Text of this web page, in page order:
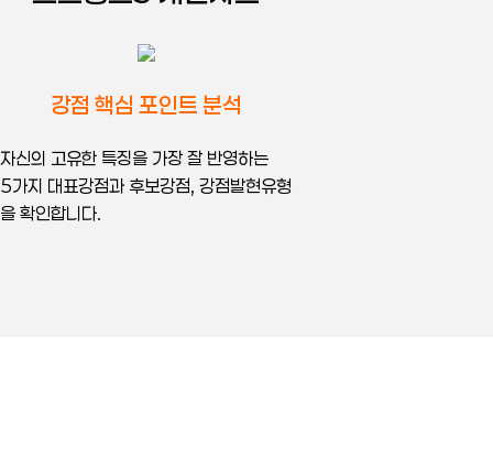
강점 핵심 포인트 분석
자신의 고유한 특징을 가장 잘 반영하는
5가지 대표강점과 후보강점, 강점발현유형
을 확인합니다.